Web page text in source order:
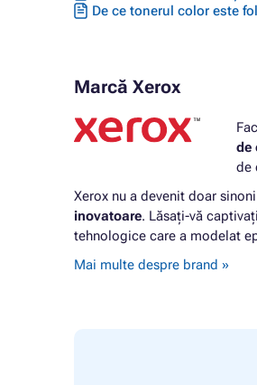
De ce tonerul color este
Marcă Xerox
de
de
Xerox nu a devenit doar
inovatoare. Lăsați-vă
tehnologice care a modelat
Mai multe despre brand »